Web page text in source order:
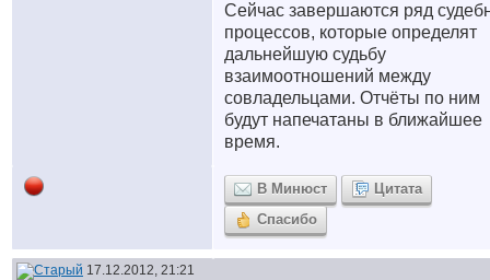
Сейчас завершаются ряд
процессов, которые определят
дальнейшую судьбу
взаимоотношений между
совладельцами. Отчёты по ним
будут напечатаны в ближайшее
время.
В Минюст
Цитата
Спасибо
17.12.2012, 21:21